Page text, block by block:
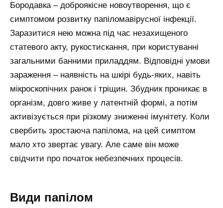
Бородавка – доброякісне новоутворення, що є
симптомом розвитку папіломавірусної інфекції.
Заразитися нею можна під час незахищеного
статевого акту, рукостискання, при користуванні
загальними банними приладдям. Відповідні умови
зараження – наявність на шкірі будь-яких, навіть
мікроскопічних ранок і тріщин. Збудник проникає в
організм, довго живе у латентній формі, а потім
активізується при різкому зниженні імунітету. Коли
свербить зростаюча папілома, на цей симптом
мало хто звертає увагу. Але саме він може
свідчити про початок небезпечних процесів.
Види папілом